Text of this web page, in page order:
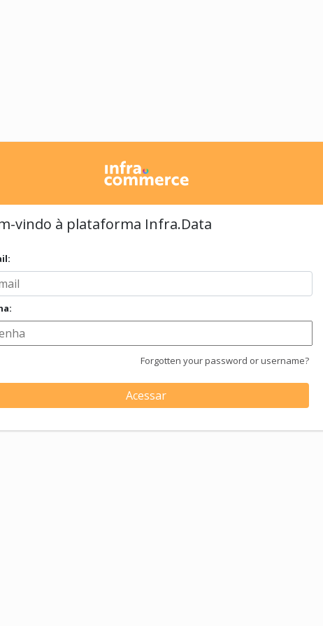
vindo à plataforma Infra.Data
Forgotten your password or username?